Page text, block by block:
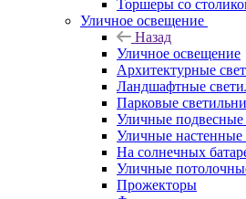
Торшеры со
Уличное освещение
Назад
Уличное освещение
Архитектурные
Ландшафтные
Парковые
Уличные подвесные
Уличные настенные
На солнечных
Уличные
Прожекторы